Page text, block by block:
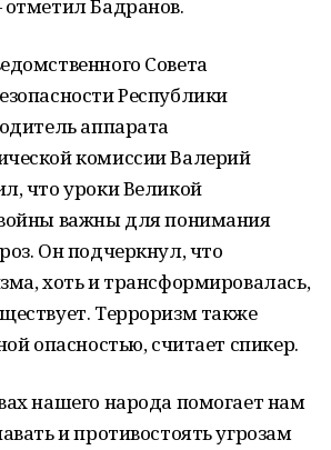
Бадранов.
Совета
Республики
аппарата
комиссии Валерий
что уроки Великой
важны для понимания
Он подчеркнул, что
хоть и трансформировалась,
Терроризм также
опасностью, считает спикер.
нашего народа помогает нам
и противостоять угрозам